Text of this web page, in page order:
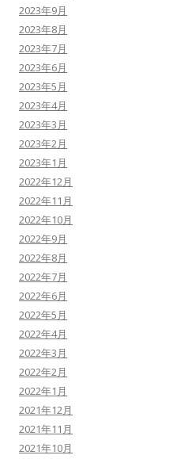
2023年9月
2023年8月
2023年7月
2023年6月
2023年5月
2023年4月
2023年3月
2023年2月
2023年1月
2022年12月
2022年11月
2022年10月
2022年9月
2022年8月
2022年7月
2022年6月
2022年5月
2022年4月
2022年3月
2022年2月
2022年1月
2021年12月
2021年11月
2021年10月